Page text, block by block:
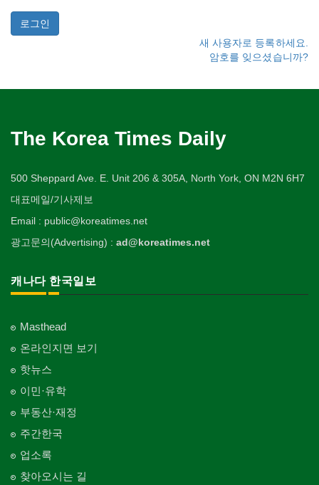
새 사용자로 등록하세요.
암호를 잊으셨습니까?
The Korea Times Daily
500 Sheppard Ave. E. Unit 206 & 305A, North York, ON M2N 6H7
대표메일/기사제보
Email : public@koreatimes.net
광고문의(Advertising) : ad@koreatimes.net
캐나다 한국일보
Masthead
온라인지면 보기
핫뉴스
이민·유학
부동산·재정
주간한국
업소록
찾아오시는 길